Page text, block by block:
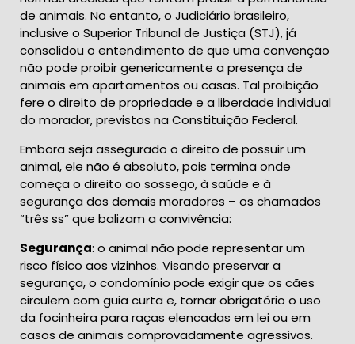
de animais. No entanto, o Judiciário brasileiro,
inclusive o Superior Tribunal de Justiça (STJ), já
consolidou o entendimento de que uma convenção
não pode proibir genericamente a presença de
animais em apartamentos ou casas. Tal proibição
fere o direito de propriedade e a liberdade individual
do morador, previstos na Constituição Federal.
Embora seja assegurado o direito de possuir um
animal, ele não é absoluto, pois termina onde
começa o direito ao sossego, à saúde e à
segurança dos demais moradores – os chamados
“três ss” que balizam a convivência:
Segurança: o animal não pode representar um
risco físico aos vizinhos. Visando preservar a
segurança, o condomínio pode exigir que os cães
circulem com guia curta e, tornar obrigatório o uso
da focinheira para raças elencadas em lei ou em
casos de animais comprovadamente agressivos.